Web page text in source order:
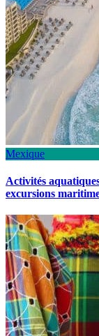
Mexique
Activités
excursions